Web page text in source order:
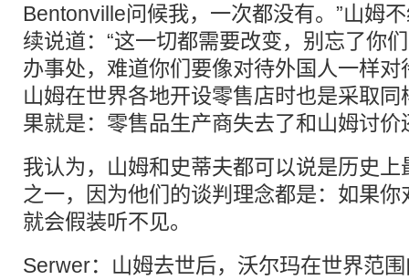
Bentonville问候我，一次都没有。”山姆
续说道：“这一切都需要改变，别忘了你
办事处，难道你们要像对待外国人一样对
山姆在世界各地开设零售店时也是采取
果就是：零售品生产商失去了和山姆讨价
我认为，山姆和史蒂夫都可以说是历史
之一，因为他们的谈判理念都是：如果你
就会假装听不见。
Serwer：山姆去世后，沃尔玛在世界范